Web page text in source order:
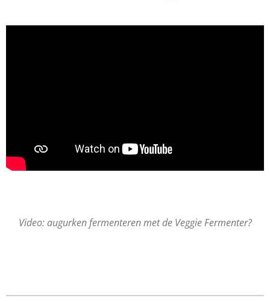
Video: augurken fermenteren met de Veggie Fermenter?